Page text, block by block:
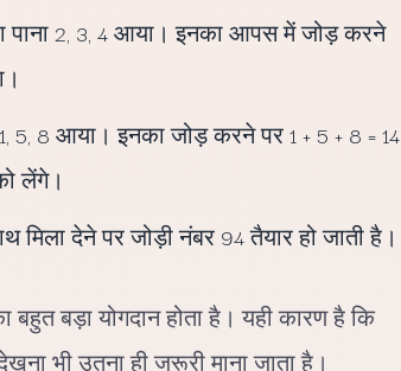
पाना 2, 3, 4 आया। इनका आपस में जोड़ करने
5, 8 आया। इनका जोड़ करने पर 1 + 5 + 8 = 14
लेंगे।
देने पर जोड़ी नंबर 94 तैयार हो जाती है।
बहुत बड़ा योगदान होता है। यही कारण है कि
भी उतना ही जरूरी माना जाता है।